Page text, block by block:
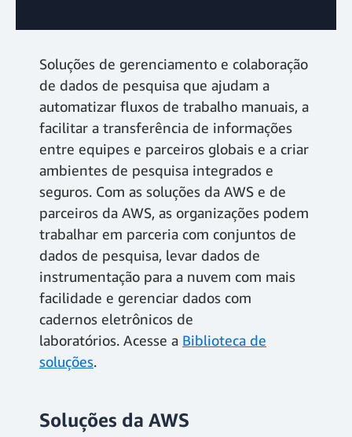
Soluções de gerenciamento e colaboração
de dados de pesquisa que ajudam a
automatizar fluxos de trabalho manuais, a
facilitar a transferência de informações
entre equipes e parceiros globais e a criar
ambientes de pesquisa integrados e
seguros. Com as soluções da AWS e de
parceiros da AWS, as organizações podem
trabalhar em parceria com conjuntos de
dados de pesquisa, levar dados de
instrumentação para a nuvem com mais
facilidade e gerenciar dados com
cadernos eletrônicos de
laboratórios. Acesse a Biblioteca de
soluções.
Soluções da AWS